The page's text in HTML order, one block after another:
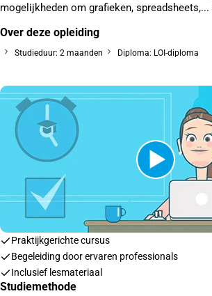
mogelijkheden om grafieken, spreadsheets,...
Over deze opleiding
Studieduur: 2 maanden Diploma: LOI-diploma
Praktijkgerichte cursus
Begeleiding door ervaren professionals
Inclusief lesmateriaal
Studiemethode